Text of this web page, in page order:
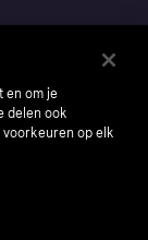
en om je
delen ook
op elk